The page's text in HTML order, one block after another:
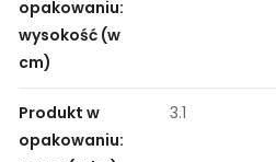
opakowaniu:
wysokość (w
cm)
Produkt w
opakowaniu:
3.1